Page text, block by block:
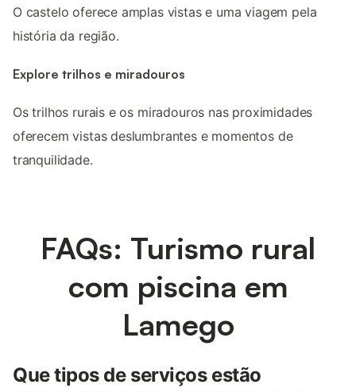
O castelo oferece amplas vistas e uma viagem pela
história da região.
Explore trilhos e miradouros
Os trilhos rurais e os miradouros nas proximidades
oferecem vistas deslumbrantes e momentos de
tranquilidade.
FAQs: Turismo rural
com piscina em
Lamego
Que tipos de serviços estão